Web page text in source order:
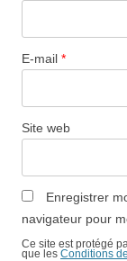
E-mail *
Site web
Enregistrer
navigateur pour
Ce site est protégé
que les Conditions